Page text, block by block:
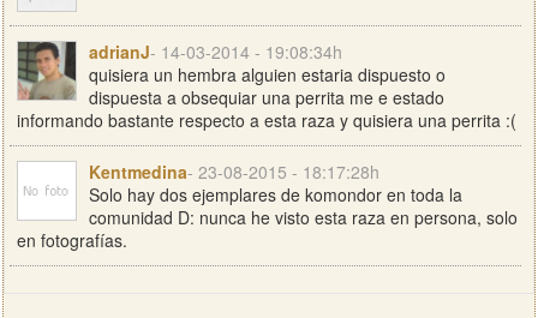
adrianJ- 14-03-2014 - 19:08:34h
quisiera un hembra alguien estaria dispuesto o
dispuesta a obsequiar una perrita me e estado
informando bastante respecto a esta raza y quisiera una perrita :(
Kentmedina- 23-08-2015 - 18:17:28h
Solo hay dos ejemplares de komondor en toda la
comunidad D: nunca he visto esta raza en persona, solo
en fotografías.